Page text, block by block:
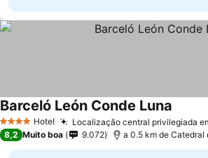
4 EstrelasHotel Localização central privilegiada
Barceló León Conde Luna
8,2 Muito boa 9.072 a 0.5 km de Catedral